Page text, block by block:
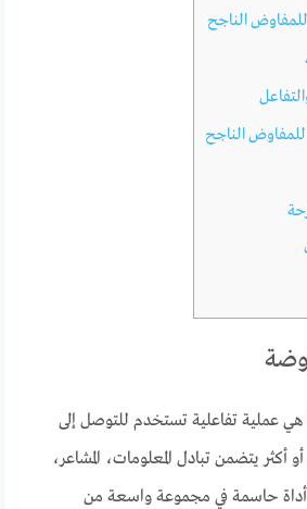
الناجح
الناجح
هي عملية تفاعلية تستخدم للتوصل إلى
أكثر يتضمن تبادل المعلومات، المشاعر،
أداة حاسمة في مجموعة واسعة من